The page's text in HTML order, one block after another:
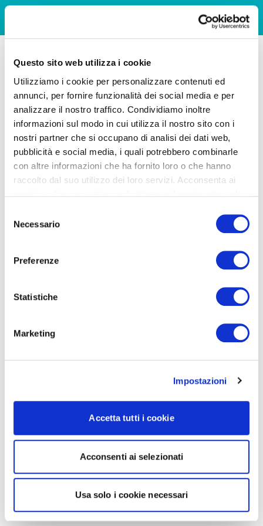
Questo sito web utilizza i cookie
Utilizziamo i cookie per personalizzare contenuti ed
annunci, per fornire funzionalità dei social media e per
analizzare il nostro traffico. Condividiamo inoltre
informazioni sul modo in cui utilizza il nostro sito con i
nostri partner che si occupano di analisi dei dati web,
pubblicità e social media, i quali potrebbero combinarle
con altre informazioni che ha fornito loro o che hanno
raccolto dal suo utilizzo dei loro servizi. Acconsenta ai
delNecessario
Preferenze
Statistiche
Marketing
Impostazioni
Accetta tutti i cookie
Acconsenti ai selezionati
Usa solo i cookie necessari